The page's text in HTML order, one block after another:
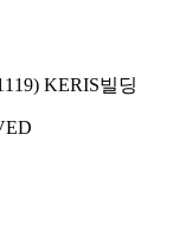
KERIS빌딩